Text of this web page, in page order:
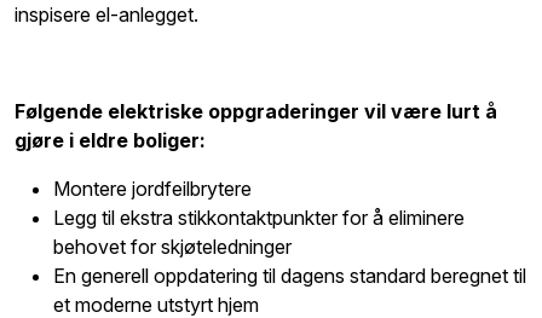
inspisere el-anlegget.
Følgende elektriske oppgraderinger vil være lurt å
gjøre i eldre boliger:
Montere jordfeilbrytere
Legg til ekstra stikkontaktpunkter for å eliminere
behovet for skjøteledninger
En generell oppdatering til dagens standard beregnet til
et moderne utstyrt hjem